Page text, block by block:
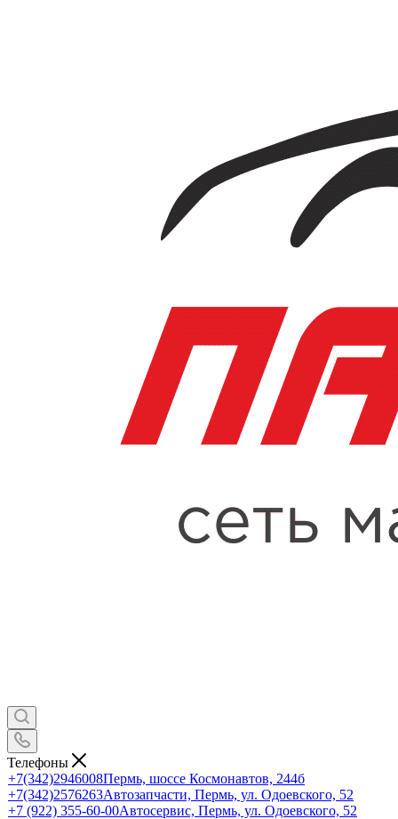
Телефоны
+7(342)2946008Пермь, шоссе Космонавтов, 244б
+7(342)2576263Автозапчасти, Пермь, ул. Одоевского, 52
+7 (922) 355-60-00Автосервис, Пермь, ул. Одоевского, 52